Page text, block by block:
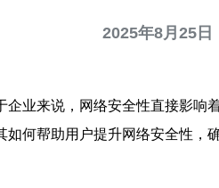
2025年8月25日
业来说，网络安全性直接影响
何帮助用户提升网络安全性，